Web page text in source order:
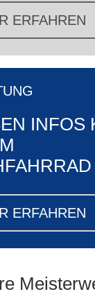
ERFAHREN
INFOS
ERFAHREN